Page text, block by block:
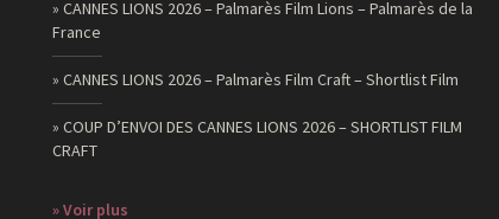
» CANNES LIONS 2026 – Palmarès Film Lions – Palmarès de la
France
» CANNES LIONS 2026 – Palmarès Film Craft – Shortlist Film
» COUP D’ENVOI DES CANNES LIONS 2026 – SHORTLIST FILM
CRAFT
» Voir plus